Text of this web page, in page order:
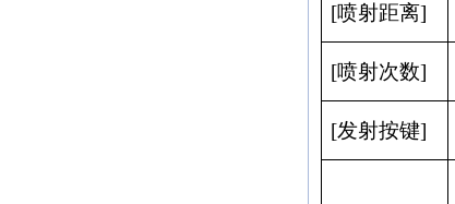
[喷射距离]
[喷射次数]
[发射按键]